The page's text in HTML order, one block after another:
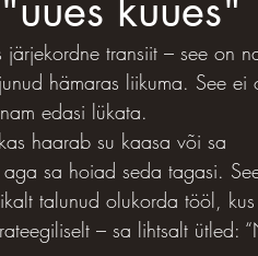
transiit – see on
hämaras liikuma. See ei
edasi lükata.
haarab su kaasa või sa
sa hoiad seda tagasi.
talunud olukorda tööl, kus
– sa lihtsalt ütled: